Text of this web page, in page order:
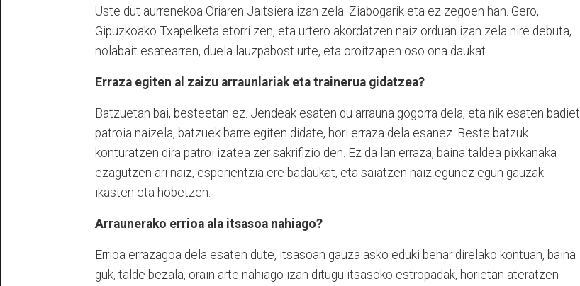
Uste dut aurrenekoa Oriaren Jaitsiera izan zela. Ziabogarik eta ez zegoen han. Gero,
Gipuzkoako Txapelketa etorri zen, eta urtero akordatzen naiz orduan izan zela nire debuta,
nolabait esatearren, duela lauzpabost urte, eta oroitzapen oso ona daukat.
Erraza egiten al zaizu arraunlariak eta trainerua gidatzea?
Batzuetan bai, besteetan ez. Jendeak esaten du arrauna gogorra dela, eta nik esaten badiet
patroia naizela, batzuek barre egiten didate, hori erraza dela esanez. Beste batzuk
konturatzen dira patroi izatea zer sakrifizio den. Ez da lan erraza, baina taldea pixkanaka
ezagutzen ari naiz, esperientzia ere badaukat, eta saiatzen naiz egunez egun gauzak
ikasten eta hobetzen.
Arraunerako errioa ala itsasoa nahiago?
Errioa errazagoa dela esaten dute, itsasoan gauza asko eduki behar direlako kontuan, baina
guk, talde bezala, orain arte nahiago izan ditugu itsasoko estropadak, horietan ateratzen